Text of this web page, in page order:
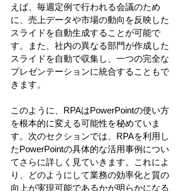
えば、毎週定例で行われる会議のため
に、売上データや市場の動向を反映した
スライドを自動生成することが可能で
す。また、社内の異なる部門が作成した
スライドを自動で収集し、一つの完全な
プレゼンテーションに統合することもで
きます。
このように、RPAはPowerPointの使い方
を根本的に変える可能性を秘めていま
す。次のセクションでは、RPAを利用し
たPowerPointの具体的な活用事例につい
てさらに詳しく見ていきます。これによ
り、どのようにして業務の効率化と質の
向上が実現可能であるかが明らかになる